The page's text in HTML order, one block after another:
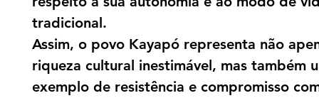
tradicional.
Assim, o povo Kayapó representa não
riqueza cultural inestimável, mas também
exemplo de resistência e compromisso